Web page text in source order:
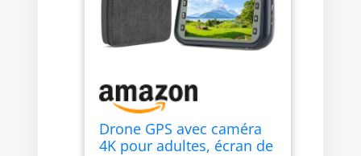
Drone GPS avec caméra
4K pour adultes, écran de